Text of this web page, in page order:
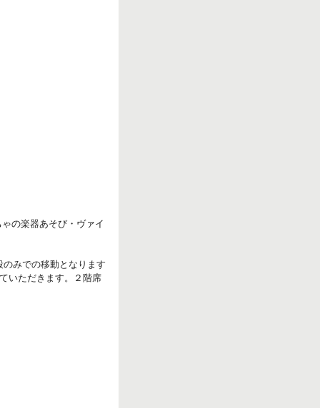
の楽器あそび・ヴァイ
みでの移動となります
いただきます。２階席